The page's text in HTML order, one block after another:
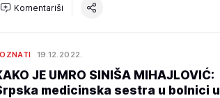
Komentariši
19.12.2022.
JE UMRO SINIŠA MIHAJLOVIĆ:
medicinska sestra u bolnici u